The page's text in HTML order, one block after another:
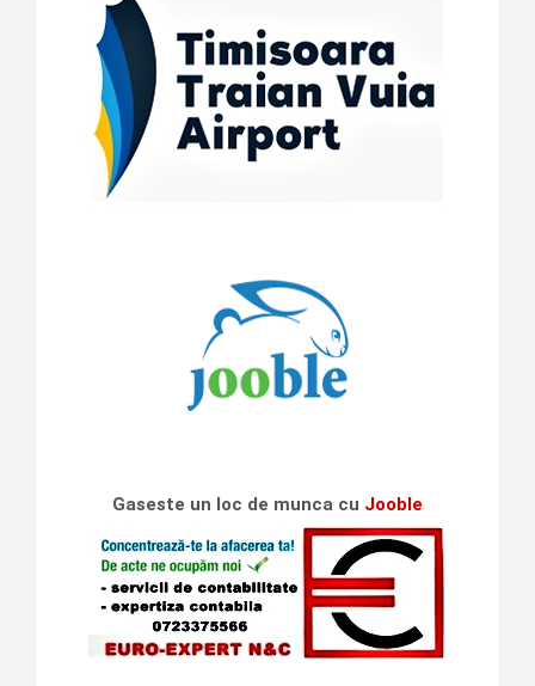
Gaseste un loc de munca cu Jooble